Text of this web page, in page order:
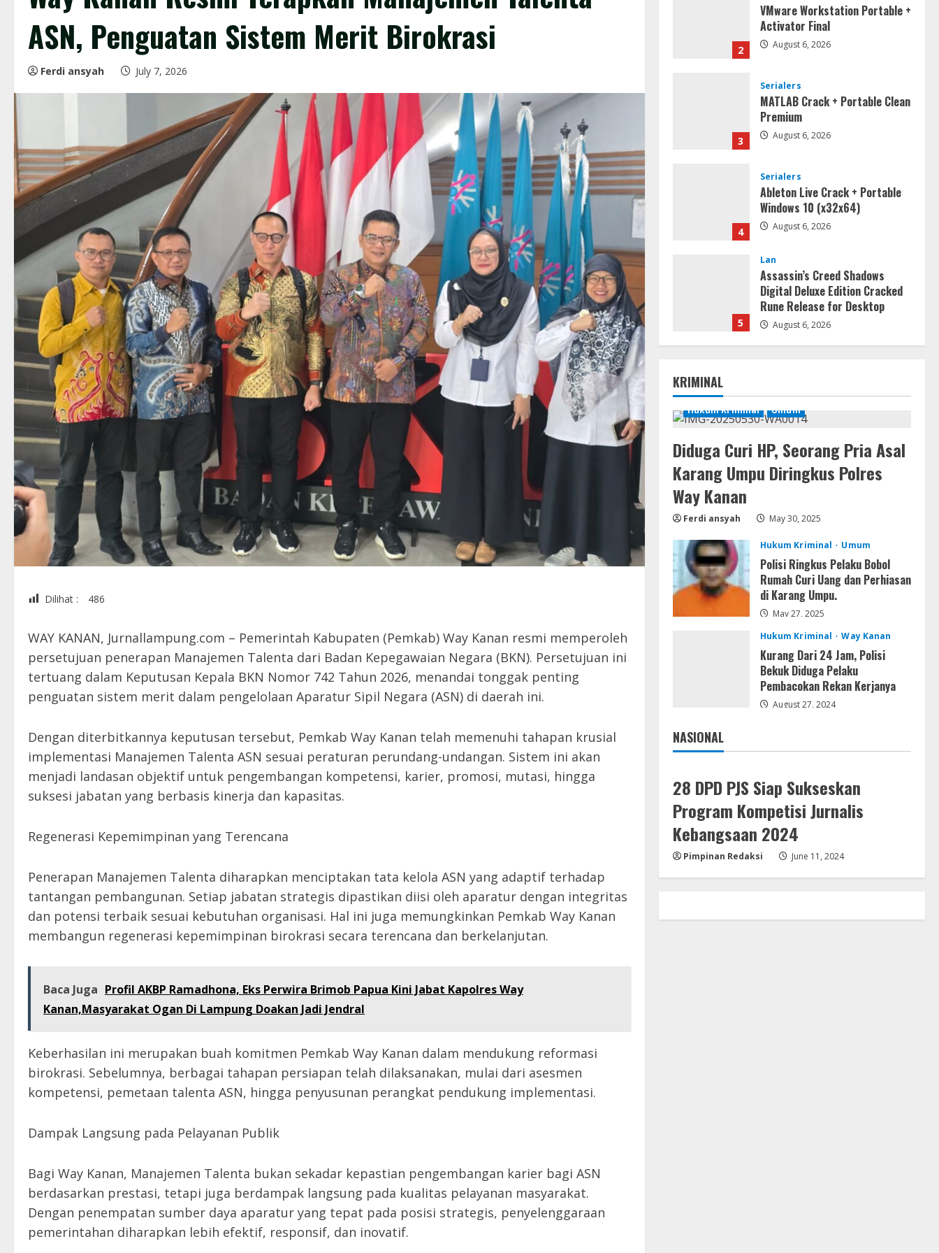
ASN, Penguatan Sistem Merit Birokrasi
Ferdi ansyah July 7, 2026
Dilihat : 486
WAY KANAN, Jurnallampung.com – Pemerintah Kabupaten (Pemkab) Way Kanan resmi memperoleh
persetujuan penerapan Manajemen Talenta dari Badan Kepegawaian Negara (BKN). Persetujuan ini
tertuang dalam Keputusan Kepala BKN Nomor 742 Tahun 2026, menandai tonggak penting
penguatan sistem merit dalam pengelolaan Aparatur Sipil Negara (ASN) di daerah ini.
Dengan diterbitkannya keputusan tersebut, Pemkab Way Kanan telah memenuhi tahapan krusial
implementasi Manajemen Talenta ASN sesuai peraturan perundang-undangan. Sistem ini akan
menjadi landasan objektif untuk pengembangan kompetensi, karier, promosi, mutasi, hingga
suksesi jabatan yang berbasis kinerja dan kapasitas.
Regenerasi Kepemimpinan yang Terencana
Penerapan Manajemen Talenta diharapkan menciptakan tata kelola ASN yang adaptif terhadap
tantangan pembangunan. Setiap jabatan strategis dipastikan diisi oleh aparatur dengan integritas
dan potensi terbaik sesuai kebutuhan organisasi. Hal ini juga memungkinkan Pemkab Way Kanan
membangun regenerasi kepemimpinan birokrasi secara terencana dan berkelanjutan.
Baca Juga Profil AKBP Ramadhona, Eks Perwira Brimob Papua Kini Jabat Kapolres Way
Kanan,Masyarakat Ogan Di Lampung Doakan Jadi Jendral
Keberhasilan ini merupakan buah komitmen Pemkab Way Kanan dalam mendukung reformasi
birokrasi. Sebelumnya, berbagai tahapan persiapan telah dilaksanakan, mulai dari asesmen
kompetensi, pemetaan talenta ASN, hingga penyusunan perangkat pendukung implementasi.
Dampak Langsung pada Pelayanan Publik
Bagi Way Kanan, Manajemen Talenta bukan sekadar kepastian pengembangan karier bagi ASN
berdasarkan prestasi, tetapi juga berdampak langsung pada kualitas pelayanan masyarakat.
Dengan penempatan sumber daya aparatur yang tepat pada posisi strategis, penyelenggaraan
pemerintahan diharapkan lebih efektif, responsif, dan inovatif.
2
VMware Workstation Portable +
Activator Final
August 6, 2026
3
Serialers
MATLAB Crack + Portable Clean
Premium
August 6, 2026
4
Serialers
Ableton Live Crack + Portable
Windows 10 (x32x64)
August 6, 2026
5
Lan
Assassin’s Creed Shadows
Digital Deluxe Edition Cracked
Rune Release for Desktop
August 6, 2026
1 August 7, 2026
2
Serialers
VMware Workstation Portable +
Activator Final
3
Serialers
MATLAB Crack + Portable Clean
Premium
August 6, 2026
Serialers
Ableton Live Crack + Portable
Windows 10 (x32x64)
August 6, 2026
August 6, 2026
KRIMINAL
Hukum Kriminal Umum
Diduga Curi HP, Seorang Pria Asal
Karang Umpu Diringkus Polres
Way Kanan
Ferdi ansyah May 30, 2025
Hukum Kriminal Umum
Polisi Ringkus Pelaku Bobol
Rumah Curi Uang dan Perhiasan
di Karang Umpu.
May 27, 2025
Hukum Kriminal
Way Kanan
Kurang Dari 24 Jam, Polisi
Bekuk Diduga Pelaku
Pembacokan Rekan Kerjanya
August 27, 2024
NASIONAL
Jakarta
28 DPD PJS Siap Sukseskan
Program Kompetisi Jurnalis
Kebangsaan 2024
Pimpinan Redaksi June 11, 2024